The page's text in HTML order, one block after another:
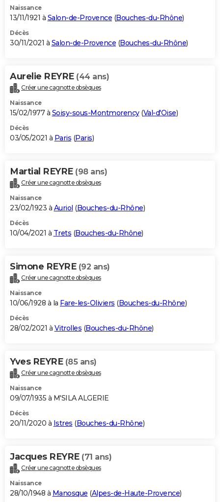
Naissance
13/11/1921 à Salon-de-Provence (Bouches-du-Rhône)
Décès
30/11/2021 à Salon-de-Provence (Bouches-du-Rhône)
Aurelie REYRE (44 ans)
Créer une cagnotte obsèques
Naissance
15/02/1977 à Soisy-sous-Montmorency(Val-d'Oise)
Décès
03/05/2021 à Paris (Paris)
Martial REYRE (98 ans)
Créer une cagnotte obsèques
Naissance
23/02/1923 à Auriol (Bouches-du-Rhône)
Décès
10/04/2021 à Trets (Bouches-du-Rhône)
Simone REYRE (92 ans)
Créer une cagnotte obsèques
Naissance
10/06/1928 à la Fare-les-Oliviers (Bouches-du-Rhône)
Décès
28/02/2021 à Vitrolles (Bouches-du-Rhône)
Yves REYRE (85 ans)
Créer une cagnotte obsèques
Naissance
09/07/1935 à M'SILA ALGERIE
Décès
20/11/2020 à Istres (Bouches-du-Rhône)
Jacques REYRE (71 ans)
Créer une cagnotte obsèques
Naissance
28/10/1948 à Manosque (Alpes-de-Haute-Provence)